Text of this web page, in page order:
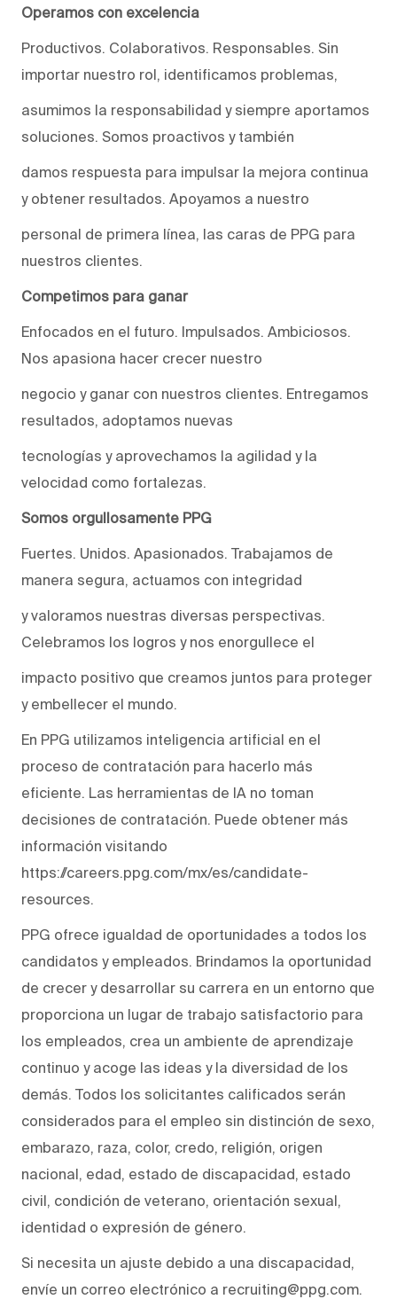
Operamos con excelencia
Productivos. Colaborativos. Responsables. Sin
importar nuestro rol, identificamos problemas,
asumimos la responsabilidad y siempre aportamos
soluciones. Somos proactivos y también
damos respuesta para impulsar la mejora continua
y obtener resultados. Apoyamos a nuestro
personal de primera línea, las caras de PPG para
nuestros clientes.
Competimos para ganar
Enfocados en el futuro. Impulsados. Ambiciosos.
Nos apasiona hacer crecer nuestro
negocio y ganar con nuestros clientes. Entregamos
resultados, adoptamos nuevas
tecnologías y aprovechamos la agilidad y la
velocidad como fortalezas.
Somos orgullosamente PPG
Fuertes. Unidos. Apasionados. Trabajamos de
manera segura, actuamos con integridad
y valoramos nuestras diversas perspectivas.
Celebramos los logros y nos enorgullece el
impacto positivo que creamos juntos para proteger
y embellecer el mundo.
En PPG utilizamos inteligencia artificial en el
proceso de contratación para hacerlo más
eficiente. Las herramientas de IA no toman
decisiones de contratación. Puede obtener más
información visitando
https://careers.ppg.com/mx/es/candidate-
resources.
PPG ofrece igualdad de oportunidades a todos los
candidatos y empleados. Brindamos la oportunidad
de crecer y desarrollar su carrera en un entorno que
proporciona un lugar de trabajo satisfactorio para
los empleados, crea un ambiente de aprendizaje
continuo y acoge las ideas y la diversidad de los
demás. Todos los solicitantes calificados serán
considerados para el empleo sin distinción de sexo,
embarazo, raza, color, credo, religión, origen
nacional, edad, estado de discapacidad, estado
civil, condición de veterano, orientación sexual,
identidad o expresión de género.
Si necesita un ajuste debido a una discapacidad,
envíe un correo electrónico a recruiting@ppg.com.